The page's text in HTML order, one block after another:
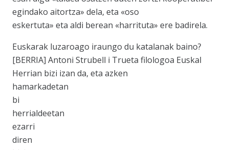
egindako aitortza» dela, eta «oso
eskertuta» eta aldi berean «harrituta» ere badirela.
Euskarak luzaroago iraungo du katalanak baino?
[BERRIA] Antoni Strubell i Trueta filologoa Euskal
Herrian bizi izan da, eta azken
hamarkadetan
bi
herrialdeetan
ezarri
diren